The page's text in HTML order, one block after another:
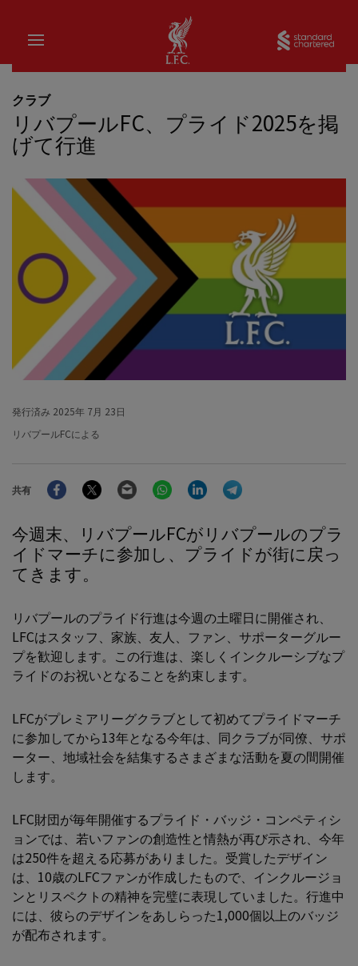
家
クラブ
リバプールFC、プライド2025を掲
げて行進
発行済み 2025年 7月 23日
リバプールFCによる
共有
FacebookTwitter Email WhatsAppLinkedIn
今週末、リバプールFCがリバプールのプラ
イドマーチに参加し、プライドが街に戻っ
てきます。
リバプールのプライド行進は今週の土曜日に開催され、
LFCはスタッフ、家族、友人、ファン、サポーターグルー
プを歓迎します。この行進は、楽しくインクルーシブなプ
ライドのお祝いとなることを約束します。
LFCがプレミアリーグクラブとして初めてプライドマーチ
に参加してから13年となる今年は、同クラブが同僚、サポ
ーター、地域社会を結集するさまざまな活動を夏の間開催
します。
LFC財団が毎年開催するプライド・バッジ・コンペティシ
ョンでは、若いファンの創造性と情熱が再び示され、今年
は250件を超える応募がありました。受賞したデザイン
は、10歳のLFCファンが作成したもので、インクルージョ
ンとリスペクトの精神を完璧に表現していました。行進中
には、彼らのデザインをあしらった1,000個以上のバッジ
が配布されます。